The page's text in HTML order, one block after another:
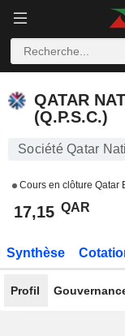
QATAR
(Q.P.S.C.)
Société Qatar
Cours en clôture Qatar
17,15 QAR
Synthèse
Profil